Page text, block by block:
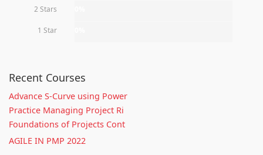
2 Stars
1 Star
Recent Courses
Advance S-Curve using Power
Practice Managing Project Ri
Foundations of Projects Cont
AGILE IN PMP 2022